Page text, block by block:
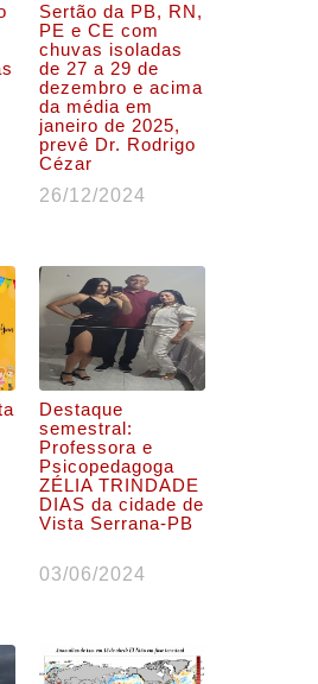
Sertão da PB, RN,
PE e CE com
chuvas isoladas
de 27 a 29 de
dezembro e acima
da média em
janeiro de 2025,
prevê Dr. Rodrigo
Cézar
26/12/2024
Destaque
semestral:
Professora e
Psicopedagoga
ZÉLIA TRINDADE
DIAS da cidade de
Vista Serrana-PB
03/06/2024